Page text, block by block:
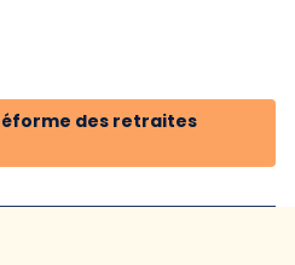
des retraites